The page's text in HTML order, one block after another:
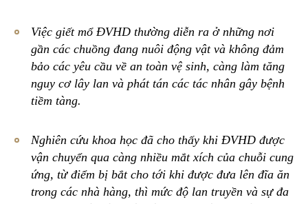
Việc giết mổ ĐVHD thường diễn ra ở những nơi
gần các chuồng đang nuôi động vật và không đảm
bảo các yêu cầu về an toàn vệ sinh, càng làm tăng
nguy cơ lây lan và phát tán các tác nhân gây bệnh
tiềm tàng.
Nghiên cứu khoa học đã cho thấy khi ĐVHD được
vận chuyển qua càng nhiều mắt xích của chuỗi cung
ứng, từ điểm bị bắt cho tới khi được đưa lên đĩa ăn
trong các nhà hàng, thì mức độ lan truyền và sự đa